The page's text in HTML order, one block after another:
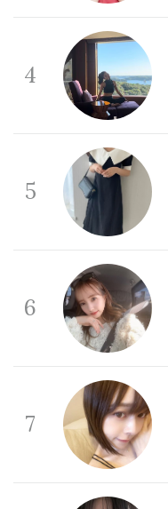
4
5
6
7